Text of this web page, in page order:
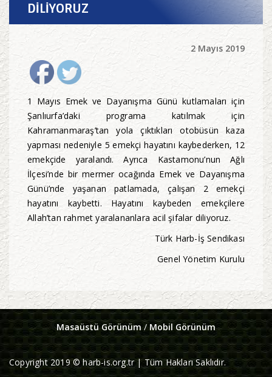
DİLİYORUZ
2 Mayıs 2019
1 Mayıs Emek ve Dayanışma Günü kutlamaları için
Şanlıurfa’daki programa katılmak için
Kahramanmaraş’tan yola çıktıkları otobüsün kaza
yapması nedeniyle 5 emekçi hayatını kaybederken, 12
emekçide yaralandı. Ayrıca Kastamonu’nun Ağlı
İlçesi’nde bir mermer ocağında Emek ve Dayanışma
Günü’nde yaşanan patlamada, çalışan 2 emekçi
hayatını kaybetti. Hayatını kaybeden emekçilere
Allah’tan rahmet yaralananlara acil şifalar diliyoruz.
Türk Harb-İş Sendikası
Genel Yönetim Kurulu
Masaüstü Görünüm/ Mobil Görünüm
Copyright 2019 © harb-is.org.tr | Tüm Hakları Saklıdır.